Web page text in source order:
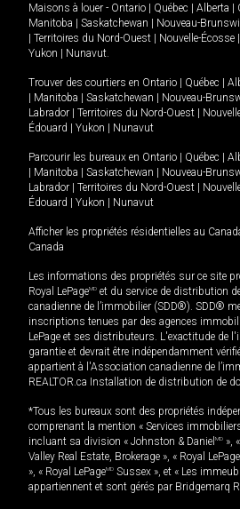
Maisons à louer - Ontario Québec Alberta
Manitoba
Saskatchewan Nouveau-
Territoires du Nord-Ouest Nouvelle-Écosse
Yukon
Nunavut.
Trouver des courtiers en Ontario Québec
Manitoba Saskatchewan Nouveau-
Labrador
Territoires du Nord-Ouest
Édouard
Yukon Nunavut
Parcourir les bureaux en Ontario Québec
Manitoba Saskatchewan Nouveau-
Labrador
Territoires du Nord-Ouest
Édouard
Yukon Nunavut
Afficher les propriétés résidentielles au
Canada
Les informations des propriétés sur ce site
Royal LePageMD et du service de distribution
canadienne de l’immobilier (SDD®). SDD®
inscriptions tenues par des agences
LePage et ses distributeurs. L'exactitude de
garantie et devrait être indépendamment
appartient à l'Association canadienne de
REALTOR.ca Installation de distribution de
*Tous les bureaux sont des propriétés
comprenant la mention « Services
incluant sa division « Johnston & Daniel MD »,
Valley Real Estate, Brokerage », « Royal LePage
», « Royal LePageMD Sussex », et « Les
appartiennent et sont gérés par Bridgemarq